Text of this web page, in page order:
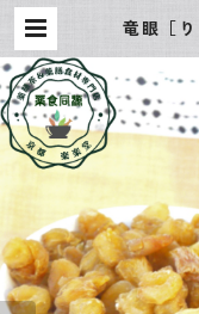
竜眼［